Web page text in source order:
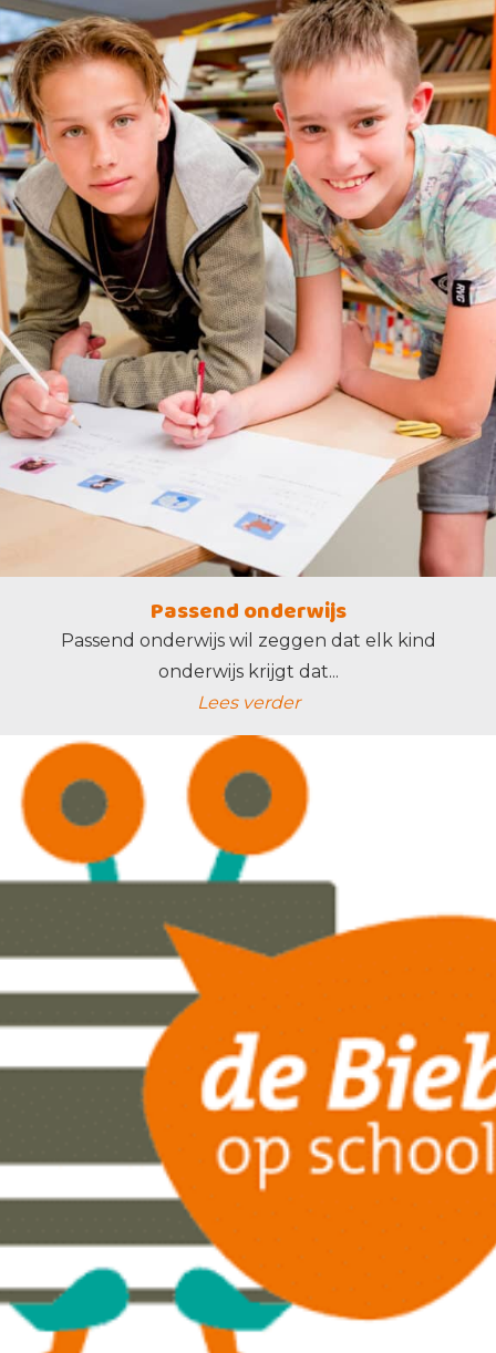
Passend onderwijs
Passend onderwijs wil zeggen dat elk kind
onderwijs krijgt dat...
Lees verder
lees verder